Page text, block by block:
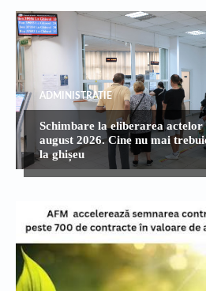
ADMINISTRATIE
Schimbare la eliberarea actelor
august 2026. Cine nu mai
la ghișeu